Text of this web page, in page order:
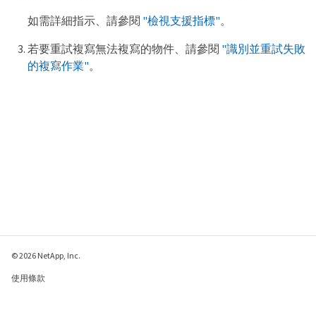
如需詳細指示、請參閱 "檢視支援指標"。
若要重試複寫無法複寫的物件、請參閱 "識別並重試失敗
的複寫作業"。
© 2026 NetApp, Inc.
使用條款